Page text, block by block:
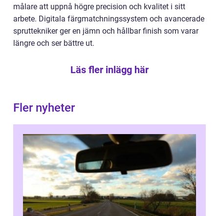
målare att uppnå högre precision och kvalitet i sitt
arbete. Digitala färgmatchningssystem och avancerade
spruttekniker ger en jämn och hållbar finish som varar
längre och ser bättre ut.
Läs fler inlägg här
Fler nyheter